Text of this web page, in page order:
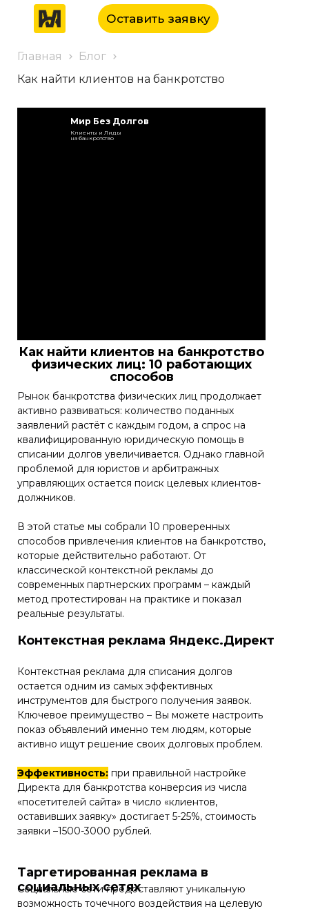
Оставить заявку
Таргетированная реклама в
социальных сетях
Контекстная реклама Яндекс.Директ
Главная
Блог
Как найти клиентов на банкротство
Как найти клиентов на банкротство
физических лиц: 10 работающих
способов
Рынок банкротства физических лиц продолжает
активно развиваться: количество поданных
заявлений растёт с каждым годом, а спрос на
квалифицированную юридическую помощь в
списании долгов увеличивается. Однако главной
проблемой для юристов и арбитражных
управляющих остается поиск целевых клиентов-
должников.
В этой статье мы собрали 10 проверенных
способов привлечения клиентов на банкротство,
которые действительно работают. От
классической контекстной рекламы до
современных партнерских программ – каждый
метод протестирован на практике и показал
реальные результаты.
Контекстная реклама для списания долгов
остается одним из самых эффективных
инструментов для быстрого получения заявок.
Ключевое преимущество – Вы можете настроить
показ объявлений именно тем людям, которые
активно ищут решение своих долговых проблем.
Эффективность: при правильной настройке
Директа для банкротства конверсия из числа
«посетителей сайта» в число «клиентов,
оставивших заявку» достигает 5-25%, стоимость
заявки –1500-3000 рублей.
Социальные сети предоставляют уникальную
возможность точечного воздействия на целевую
Клиенты и Лиды
на банкротство
Мир Без Долгов